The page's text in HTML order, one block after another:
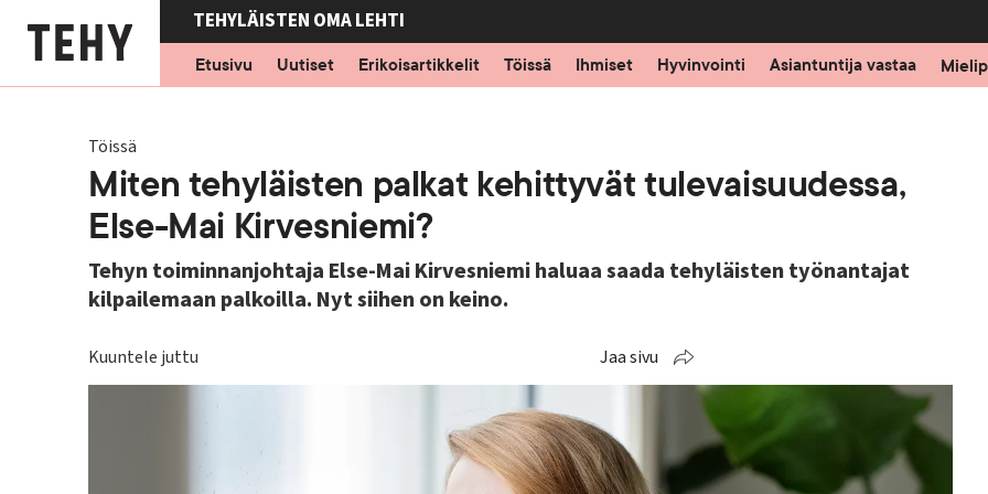
pääsisältöön
TEHYLÄISTEN OMA LEHTI
Etusivu
Uutiset Erikoisartikkelit Töissä Ihmiset Hyvinvointi Asiantuntija vastaa
Töissä
Miten tehyläisten palkat kehittyvät tulevaisuudessa,
Else-Mai Kirvesniemi?
Tehyn toiminnanjohtaja Else-Mai Kirvesniemi haluaa saada tehyläisten työnantajat
kilpailemaan palkoilla. Nyt siihen on keino.
Kuuntele juttu Jaa sivu